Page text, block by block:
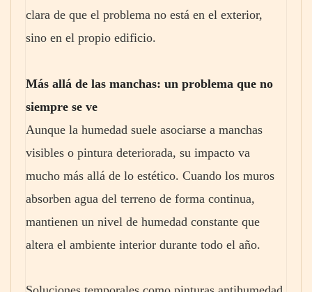
clara de que el problema no está en el exterior,
sino en el propio edificio.
Más allá de las manchas: un problema que no
siempre se ve
Aunque la humedad suele asociarse a manchas
visibles o pintura deteriorada, su impacto va
mucho más allá de lo estético. Cuando los muros
absorben agua del terreno de forma continua,
mantienen un nivel de humedad constante que
altera el ambiente interior durante todo el año.